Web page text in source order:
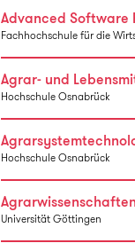
Advanced Software
Fachhochschule für die
Agrar- und
Hochschule Osnabrück
Hochschule Osnabrück
Universität Göttingen